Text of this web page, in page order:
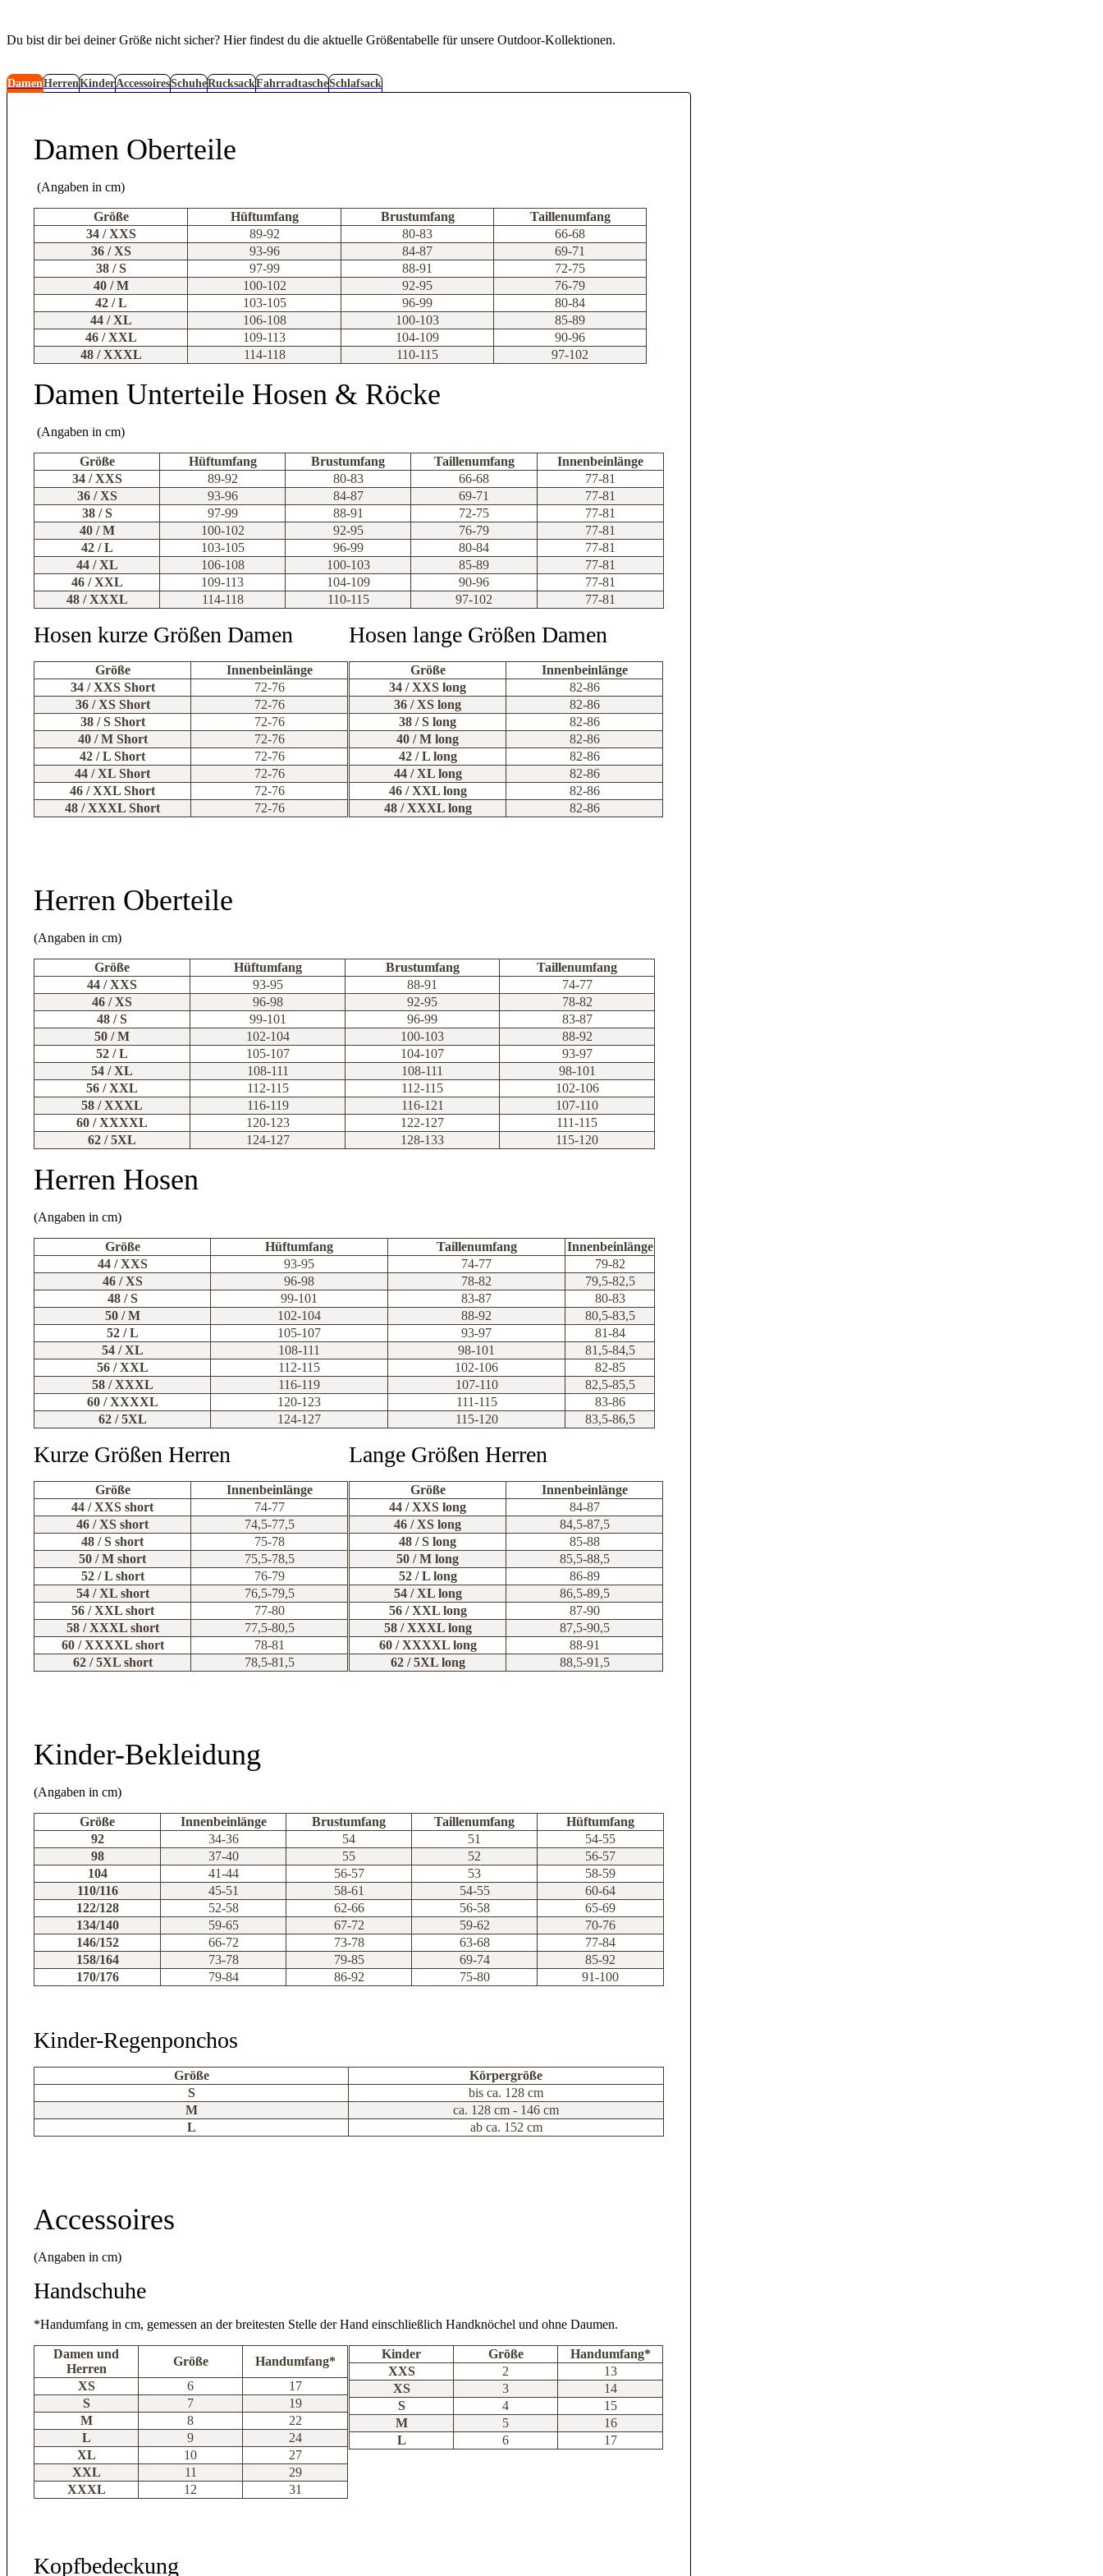
Du bist dir bei deiner Größe nicht sicher? Hier findest du die aktuelle Größentabelle für unsere Outdoor-Kollektionen.
DamenHerrenKinderAccessoiresSchuheRucksackFahrradtascheSchlafsack
Damen Oberteile
(Angaben in cm)
Größe Hüftumfang Brustumfang
Taillenumfang
34 / XXS
89-92 80-83
66-68
36 / XS
93-96 84-87
69-71
38 / S
97-99 88-91
72-75
40 / M
100-102 92-95
76-79
42 / L
103-105 96-99
80-84
44 / XL
106-108 100-103
85-89
46 / XXL
109-113 104-109
90-96
48 / XXXL
114-118 110-115 97-102
Damen Unterteile Hosen & Röcke
(Angaben in cm)
Größe Hüftumfang Brustumfang Taillenumfang
Innenbeinlänge
34 / XXS
89-92 80-83 66-68
77-81
36 / XS
93-96 84-87 69-71
77-81
38 / S
97-99 88-91 72-75
77-81
40 / M
100-102 92-95 76-79
77-81
42 / L
103-105 96-99 80-84
77-81
44 / XL
106-108 100-103 85-89
77-81
46 / XXL
109-113 104-109 90-96
77-81
48 / XXXL
114-118 110-115 97-102 77-81
Hosen kurze Größen Damen
Größe
Innenbeinlänge
34 / XXS Short
72-76
36 / XS Short
72-76
38 / S Short
72-76
40 / M Short
72-76
42 / L Short
72-76
44 / XL Short
72-76
46 / XXL Short
72-76
48 / XXXL Short
72-76
Hosen lange Größen Damen
Größe
Innenbeinlänge
34 / XXS long
82-86
36 / XS long
82-86
38 / S long
82-86
40 / M long
82-86
42 / L long
82-86
44 / XL long
82-86
46 / XXL long
82-86
48 / XXXL long
82-86
Herren Oberteile
(Angaben in cm)
Größe Hüftumfang Brustumfang
Taillenumfang
44 / XXS
93-95 88-91
74-77
46 / XS
96-98 92-95
78-82
48 / S
99-101 96-99
83-87
50 / M
102-104 100-103
88-92
52 / L
105-107 104-107
93-97
54 / XL
108-111 108-111
98-101
56 / XXL
112-115 112-115
102-106
58 / XXXL
116-119 116-121
107-110
60 / XXXXL
120-123 122-127
111-115
62 / 5XL
124-127 128-133 115-120
Herren Hosen
(Angaben in cm)
Größe Hüftumfang Taillenumfang
Innenbeinlänge
44 / XXS
93-95 74-77
79-82
46 / XS
96-98 78-82
79,5-82,5
48 / S
99-101 83-87
80-83
50 / M
102-104 88-92
80,5-83,5
52 / L
105-107 93-97
81-84
54 / XL
108-111 98-101
81,5-84,5
56 / XXL
112-115 102-106
82-85
58 / XXXL
116-119 107-110
82,5-85,5
60 / XXXXL
120-123 111-115
83-86
62 / 5XL
124-127 115-120 83,5-86,5
Kurze Größen Herren
Größe
Innenbeinlänge
44 / XXS short
74-77
46 / XS short
74,5-77,5
48 / S short
75-78
50 / M short
75,5-78,5
52 / L short
76-79
54 / XL short
76,5-79,5
56 / XXL short
77-80
58 / XXXL short
77,5-80,5
60 / XXXXL short
78-81
62 / 5XL short
78,5-81,5
Lange Größen Herren
Größe
Innenbeinlänge
44 / XXS long
84-87
46 / XS long
84,5-87,5
48 / S long
85-88
50 / M long
85,5-88,5
52 / L long
86-89
54 / XL long
86,5-89,5
56 / XXL long
87-90
58 / XXXL long
87,5-90,5
60 / XXXXL long
88-91
62 / 5XL long
88,5-91,5
Kinder-Bekleidung
(Angaben in cm)
Größe Innenbeinlänge Brustumfang Taillenumfang
Hüftumfang
92
34-36 54 51
54-55
98
37-40 55 52
56-57
104
41-44 56-57 53
58-59
110/116
45-51 58-61 54-55
60-64
122/128
52-58 62-66 56-58
65-69
134/140
59-65 67-72 59-62
70-76
146/152
66-72 73-78 63-68
77-84
158/164
73-78 79-85 69-74
85-92
170/176
79-84 86-92 75-80 91-100
Kinder-Regenponchos
Größe
Körpergröße
S
bis ca. 128 cm
M
ca. 128 cm - 146 cm
L
ab ca. 152 cm
Accessoires
(Angaben in cm)
Handschuhe
*Handumfang in cm, gemessen an der breitesten Stelle der Hand einschließlich Handknöchel und ohne Daumen.
Damen und
Herren
Größe
Handumfang*
XS
6
17
S
7
19
M
8
22
L
9
24
XL
10
27
XXL
11
29
XXXL
12 31
Kinder Größe
Handumfang*
XXS
2
13
XS
3
14
S
4
15
M
5
16
L
6 17
Kopfbedeckung